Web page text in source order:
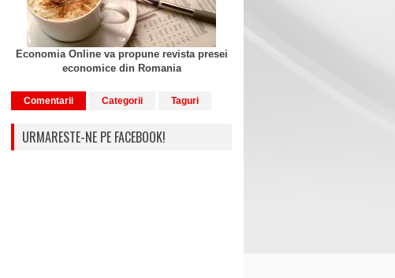
Economia Online va propune revista presei
economice din Romania
Comentarii Categorii Taguri
URMARESTE-NE PE FACEBOOK!